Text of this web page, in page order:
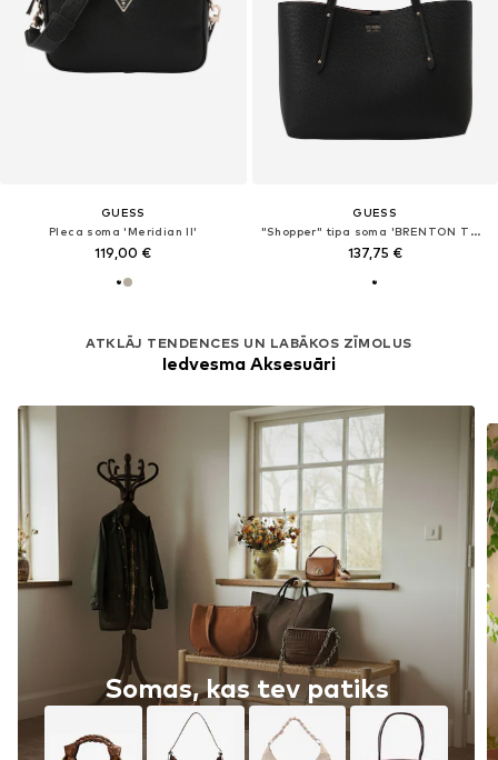
GUESS
Pleca soma 'Meridian II'
119,00 €
ATKLĀJ TENDENCES UN LABĀKOS ZĪMOLUS
Iedvesma Aksesuāri
Somas, kas tev patiks
GUESS
"Shopper" tipa soma 'BRENTON TOTE'
137,75 €